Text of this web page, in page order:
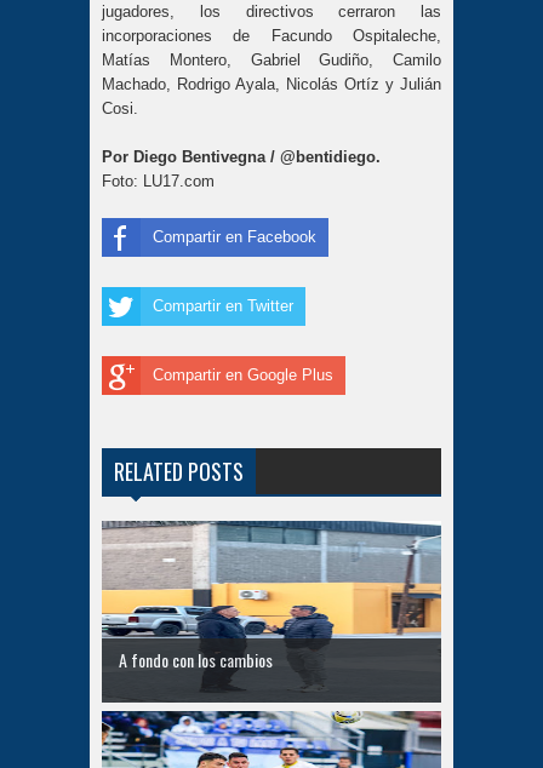
jugadores, los directivos cerraron las
incorporaciones de Facundo Ospitaleche,
Matías Montero, Gabriel Gudiño, Camilo
Machado, Rodrigo Ayala, Nicolás Ortíz y Julián
Cosi.
Por Diego Bentivegna / @bentidiego.
Foto: LU17.com
Compartir en Facebook
Compartir en Twitter
Compartir en Google Plus
RELATED POSTS
A fondo con los cambios